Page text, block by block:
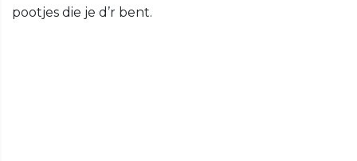
pootjes die je d’r bent.